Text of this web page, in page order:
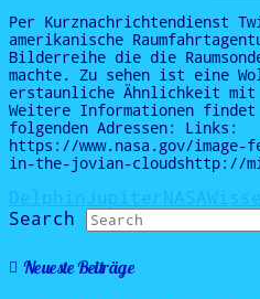
Per Kurznachrichtendienst
amerikanische
Bilderreihe die die
machte. Zu sehen ist eine
erstaunliche Ähnlichkeit mit
Weitere Informationen findet
folgenden Adressen: Links:
https://www.nasa.gov/
in-the-jovian-cloudshttp://
Search
Neueste Beiträge